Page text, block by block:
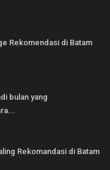
Rekomendasi di Batam
bulan yang
Rekomandasi di Batam